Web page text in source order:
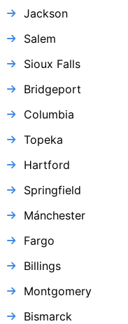
Jackson
Salem
Sioux Falls
Bridgeport
Columbia
Topeka
Hartford
Springfield
Mánchester
Fargo
Billings
Montgomery
Bismarck